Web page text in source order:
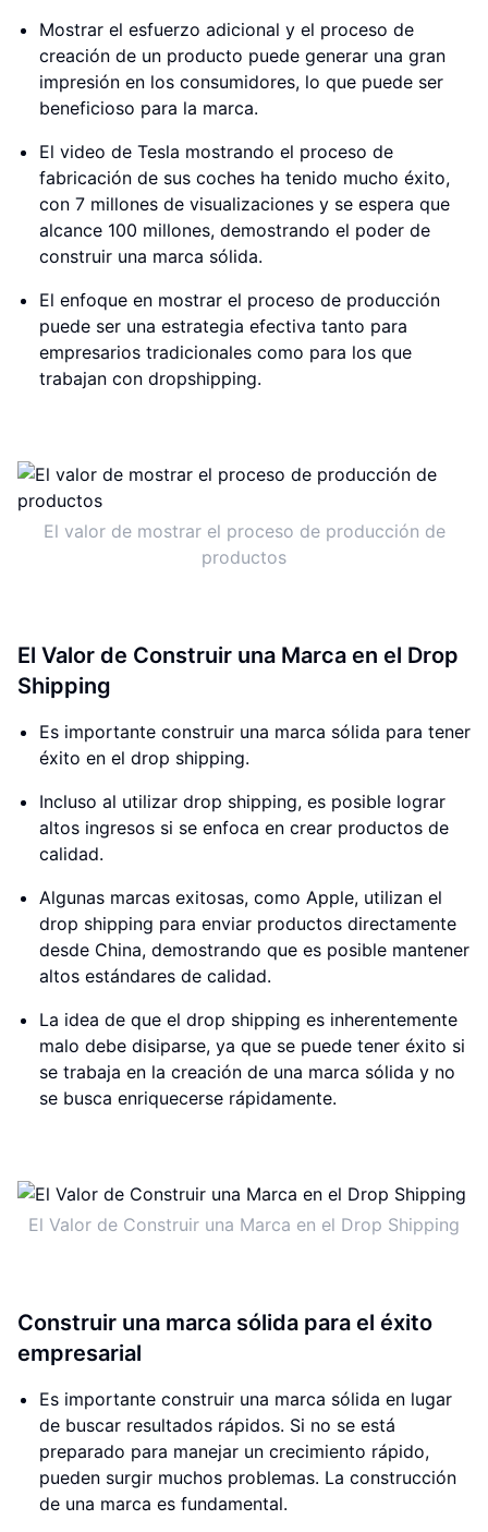
Mostrar el esfuerzo adicional y el proceso de
creación de un producto puede generar una gran
impresión en los consumidores, lo que puede ser
beneficioso para la marca.
El video de Tesla mostrando el proceso de
fabricación de sus coches ha tenido mucho éxito,
con 7 millones de visualizaciones y se espera que
alcance 100 millones, demostrando el poder de
construir una marca sólida.
El enfoque en mostrar el proceso de producción
puede ser una estrategia efectiva tanto para
empresarios tradicionales como para los que
trabajan con dropshipping.
El valor de mostrar el proceso de producción de
productos
El Valor de Construir una Marca en el Drop
Shipping
Es importante construir una marca sólida para tener
éxito en el drop shipping.
Incluso al utilizar drop shipping, es posible lograr
altos ingresos si se enfoca en crear productos de
calidad.
Algunas marcas exitosas, como Apple, utilizan el
drop shipping para enviar productos directamente
desde China, demostrando que es posible mantener
altos estándares de calidad.
La idea de que el drop shipping es inherentemente
malo debe disiparse, ya que se puede tener éxito si
se trabaja en la creación de una marca sólida y no
se busca enriquecerse rápidamente.
El Valor de Construir una Marca en el Drop Shipping
Construir una marca sólida para el éxito
empresarial
Es importante construir una marca sólida en lugar
de buscar resultados rápidos. Si no se está
preparado para manejar un crecimiento rápido,
pueden surgir muchos problemas. La construcción
de una marca es fundamental.